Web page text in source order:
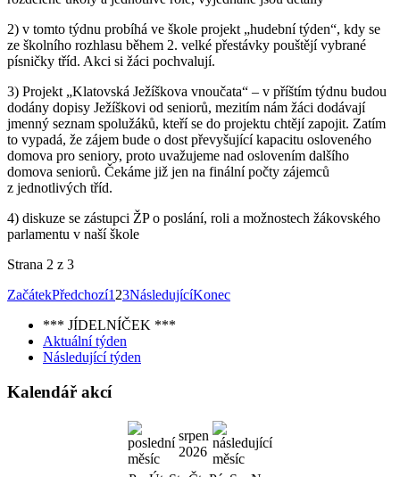
2) v tomto týdnu probíhá ve škole projekt „hudební týden“, kdy se
ze školního rozhlasu během 2. velké přestávky pouštějí vybrané
písničky tříd. Akci si žáci pochvalují.
3) Projekt „Klatovská Ježíškova vnoučata“ – v příštím týdnu budou
dodány dopisy Ježíškovi od seniorů, mezitím nám žáci dodávají
jmenný seznam spolužáků, kteří se do projektu chtějí zapojit. Zatím
to vypadá, že zájem bude o dost převyšující kapacitu osloveného
domova pro seniory, proto uvažujeme nad oslovením dalšího
domova seniorů. Čekáme již jen na finální počty zájemců
z jednotlivých tříd.
4) diskuze se zástupci ŽP o poslání, roli a možnostech žákovského
parlamentu v naší škole
Strana 2 z 3
ZačátekPředchozí1 23NásledujícíKonec
*** JÍDELNÍČEK ***
Aktuální týden
Následující týden
Kalendář akcí
srpen
2026